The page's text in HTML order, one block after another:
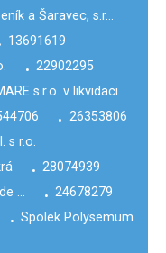
a Šaravec, s.r…
13691619
• 22902295
s.r.o. v likvidaci
• 26353806
s r.o.
• 28074939
… • 24678279
• Spolek Polysemum